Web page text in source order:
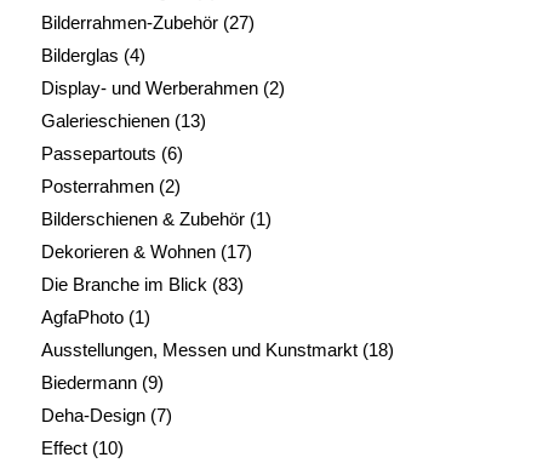
Bilderrahmen-Zubehör(27)
Bilderglas (4)
Display- und Werberahmen(2)
Galerieschienen(13)
Passepartouts (6)
Posterrahmen(2)
Bilderschienen & Zubehör(1)
Dekorieren & Wohnen(17)
Die Branche im Blick (83)
AgfaPhoto(1)
Ausstellungen, Messen und Kunstmarkt(18)
Biedermann(9)
Deha-Design(7)
Effect(10)